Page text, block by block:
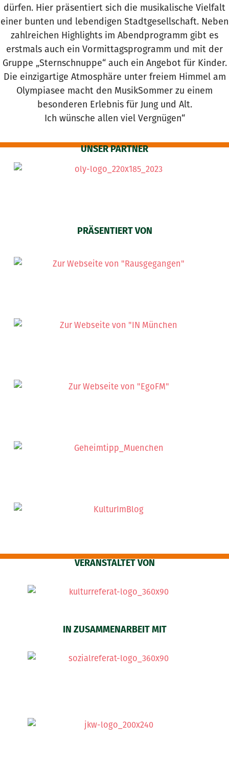
dürfen. Hier präsentiert sich die musikalische Vielfalt
einer bunten und lebendigen Stadtgesellschaft. Neben
zahlreichen Highlights im Abendprogramm gibt es
erstmals auch ein Vormittagsprogramm und mit der
Gruppe „Sternschnuppe“ auch ein Angebot für Kinder.
Die einzigartige Atmosphäre unter freiem Himmel am
Olympiasee macht den MusikSommer zu einem
besonderen Erlebnis für Jung und Alt.
Ich wünsche allen viel Vergnügen“
UNSER PARTNER
PRÄSENTIERT VON
VERANSTALTET VON
IN ZUSAMMENARBEIT MIT